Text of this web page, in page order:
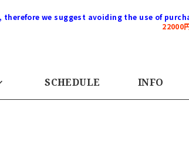
we suggest avoiding the use of
22000
SCHEDULE INFO